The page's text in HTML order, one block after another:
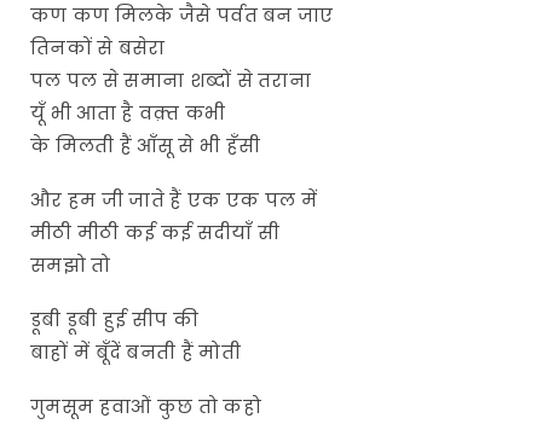
कण कण मिलके जैसे पर्वत बन जाए
तिनकों से बसेरा
पल पल से समाना शब्दों से तराना
यूँ भी आता है वक़्त कभी
के मिलती हैं आँसू से भी हँसी
और हम जी जाते हैं एक एक पल में
मीठी मीठी कई कई सदीयाँ सी
समझो तो
डूबी डूबी हुई सीप की
बाहों में बूँदें बनती हैं मोती
गुमसूम हवाओं कुछ तो कहो